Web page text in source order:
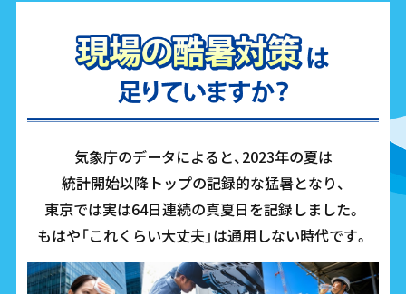
気象庁のデータによると、2023年の夏は
統計開始以降トップの記録的な猛暑となり、
東京では実は64日連続の真夏日を記録しました。
もはや「これくらい大丈夫」は通用しない時代です。